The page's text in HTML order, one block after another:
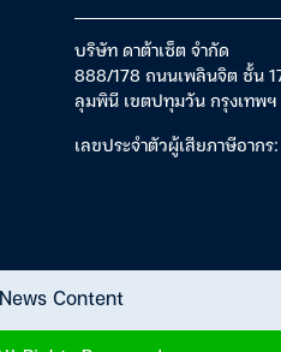
บริษัท ดาต้าเซ็ต จำกัด
888/178 ถนนเพลินจิต ชั้น
ลุมพินี เขตปทุมวัน กรุงเทพ
เลขประจำตัวผู้เสียภาษีอา
Content